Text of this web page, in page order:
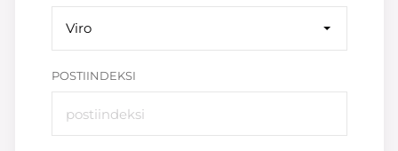
Viro
POSTIINDEKSI